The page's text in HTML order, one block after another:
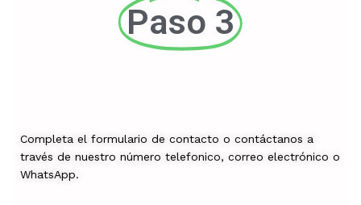
Paso 3
Completa el formulario de contacto o contáctanos a
través de nuestro número telefonico, correo electrónico o
WhatsApp.